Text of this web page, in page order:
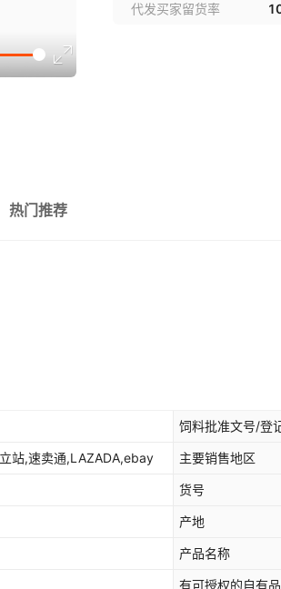
代发买家留货率
热门推荐
饲料批准文号/登
站,速卖通,LAZADA,ebay 主要销售地区
货号
产地
产品名称
有可授权的自有